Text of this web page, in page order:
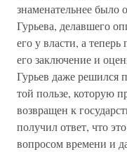
знаменательнее
Гурьева, делавшего
его у власти, а
его заключение и
Гурьев даже решился
той пользе, которую
возвращен к
получил ответ, что
вопросом времени и